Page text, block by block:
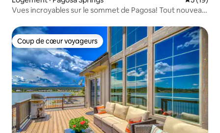
Vues incroyables sur le sommet de Pagosa! Tout nouveau
Coup de cœur voyageurs
Coup de cœur voyageurs